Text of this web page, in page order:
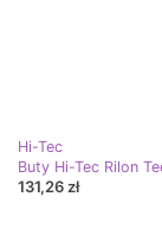
Hi-Tec
Buty Hi-Tec Rilon
131,26 zł